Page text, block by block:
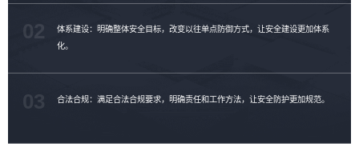
体系建设：明确整体安全目标，改变以往单点防御方式，让安全建设更加体系
化。
02
合法合规：满足合法合规要求，明确责任和工作方法，让安全防护更加规范。
03